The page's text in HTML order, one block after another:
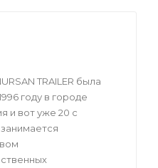
TRAILER была
году в городе
и вот уже 20 с